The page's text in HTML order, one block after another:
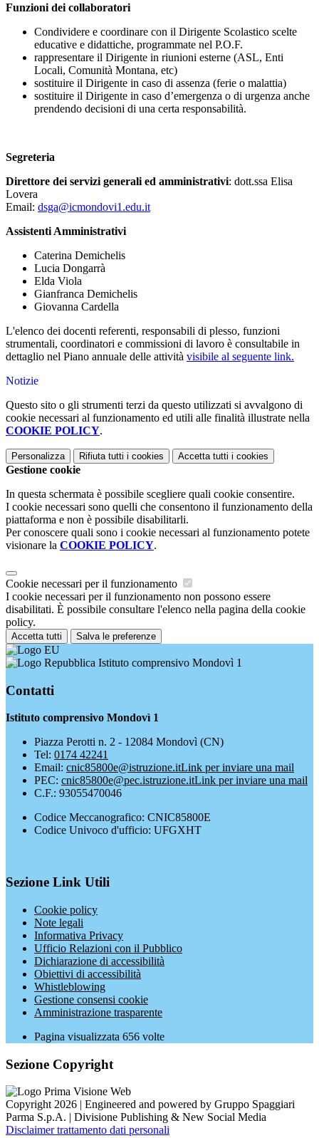
Funzioni dei collaboratori
Condividere e coordinare con il Dirigente Scolastico scelte
educative e didattiche, programmate nel P.O.F.
rappresentare il Dirigente in riunioni esterne (ASL, Enti
Locali, Comunità Montana, etc)
sostituire il Dirigente in caso di assenza (ferie o malattia)
sostituire il Dirigente in caso d’emergenza o di urgenza anche
prendendo decisioni di una certa responsabilità.
Segreteria
Direttore dei servizi generali ed amministrativi: dott.ssa Elisa
Lovera
Email: dsga@icmondovi1.edu.it
Assistenti Amministrativi
Caterina Demichelis
Lucia Dongarrà
Elda Viola
Gianfranca Demichelis
Giovanna Cardella
L'elenco dei docenti referenti, responsabili di plesso, funzioni
strumentali, coordinatori e commissioni di lavoro è consultabile in
dettaglio nel Piano annuale delle attività visibile al seguente link.
Notizie
Questo sito o gli strumenti terzi da questo utilizzati si avvalgono di
cookie necessari al funzionamento ed utili alle finalità illustrate nella
COOKIE POLICY.
Personalizza Rifiuta tutti i cookies Accetta tutti i cookies
Gestione cookie
In questa schermata è possibile scegliere quali cookie consentire.
I cookie necessari sono quelli che consentono il funzionamento della
piattaforma e non è possibile disabilitarli.
Per conoscere quali sono i cookie necessari al funzionamento potete
visionare la COOKIE POLICY.
Cookie necessari per il funzionamento
I cookie necessari per il funzionamento non possono essere
disabilitati. È possibile consultare l'elenco nella pagina della cookie
policy.
Accetta tutti Salva le preferenze
Istituto comprensivo Mondovì 1
Contatti
Istituto comprensivo Mondovì 1
Piazza Perotti n. 2 - 12084 Mondovì (CN)
Tel: 0174 42241
Email: cnic85800e@istruzione.itLink per inviare una mail
PEC: cnic85800e@pec.istruzione.itLink per inviare una mail
C.F.: 93055470046
Codice Meccanografico: CNIC85800E
Codice Univoco d'ufficio: UFGXHT
Sezione Link Utili
Cookie policy
Note legali
Informativa Privacy
Ufficio Relazioni con il Pubblico
Dichiarazione di accessibilità
Obiettivi di accessibilità
Whistleblowing
Gestione consensi cookie
Amministrazione trasparente
Pagina visualizzata 656 volte
Sezione Copyright
Copyright 2026 | Engineered and powered by Gruppo Spaggiari
Parma S.p.A. | Divisione Publishing & New Social Media
Disclaimer trattamento dati personali